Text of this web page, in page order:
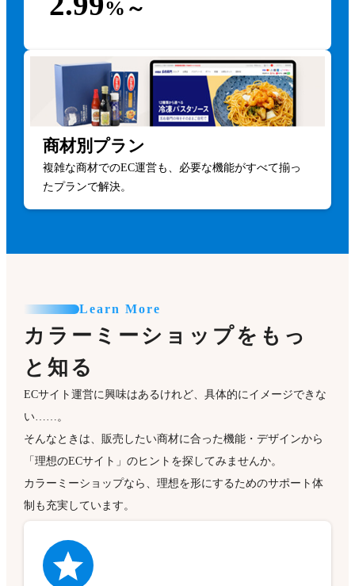
%～
商材別プラン
複雑な商材でのEC運営も、必要な機能がすべて揃っ
たプランで解決。
Learn More
カラーミーショップをもっ
と知る
ECサイト運営に興味はあるけれど、具体的にイメージできな
い……。
そんなときは、販売したい商材に合った機能・デザインから
「理想のECサイト」のヒントを探してみませんか。
カラーミーショップなら、理想を形にするためのサポート体
制も充実しています。